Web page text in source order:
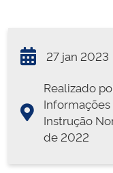
27 jan 2023
Realizado
Instrução
de 2022